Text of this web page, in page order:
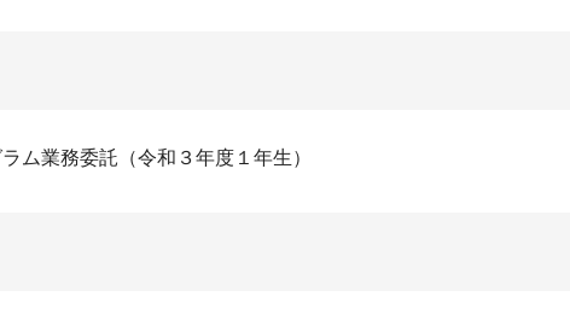
ム業務委託（令和３年度１年生）